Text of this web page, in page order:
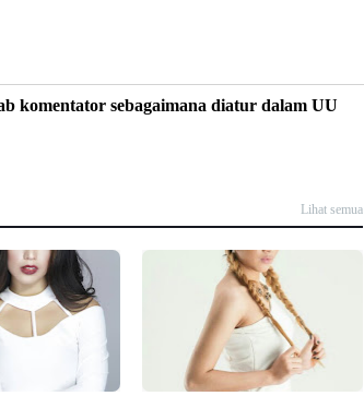
komentator sebagaimana diatur dalam UU
Lihat semua